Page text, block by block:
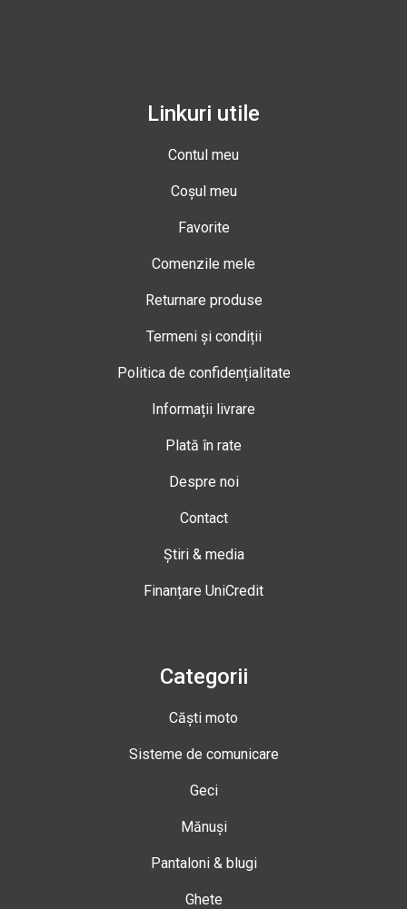
Linkuri utile
Contul meu
Coșul meu
Favorite
Comenzile mele
Returnare produse
Termeni și condiții
Politica de confidențialitate
Informații livrare
Plată în rate
Despre noi
Contact
Știri & media
Finanțare UniCredit
Categorii
Căști moto
Sisteme de comunicare
Geci
Mănuși
Pantaloni & blugi
Ghete